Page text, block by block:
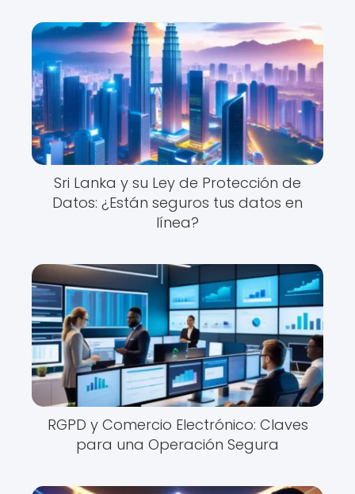
Sri Lanka y su Ley de Protección de
Datos: ¿Están seguros tus datos en
línea?
RGPD y Comercio Electrónico: Claves
para una Operación Segura